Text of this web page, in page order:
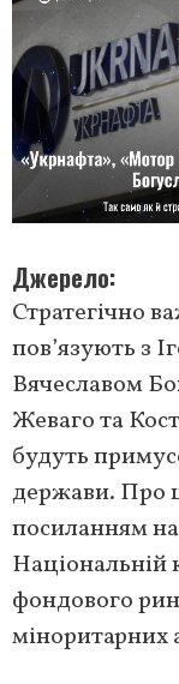
Джерело
Стратегічно
пов’язують з
Вячеславом
Жеваго та
будуть
держави. Про
посиланням на
Національній
фондового
міноритарних